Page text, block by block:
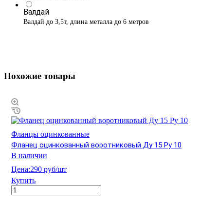
Валдай
Валдай до 3,5т, длина металла до 6 метров
Похожие товары
Фланцы оцинкованные
Фланец оцинкованный воротниковый Ду 15 Ру 10
В наличии
Цена:290 руб/шт
Купить